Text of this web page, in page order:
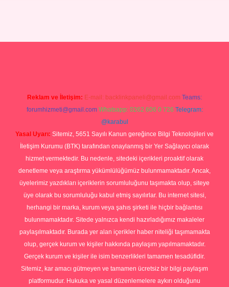
Reklam ve İletişim: E-mail: backlinkpaneli@gmail.com Teams:
forumhizmeti@gmail.com Whatsapp: 0262 606 0 726 Telegram:
@karabul
Yasal Uyarı: Sitemiz, 5651 Sayılı Kanun gereğince Bilgi Teknolojileri ve
İletişim Kurumu (BTK) tarafından onaylanmış bir Yer Sağlayıcı olarak
hizmet vermektedir. Bu nedenle, sitedeki içerikleri proaktif olarak
denetleme veya araştırma yükümlülüğümüz bulunmamaktadır. Ancak,
üyelerimiz yazdıkları içeriklerin sorumluluğunu taşımakta olup, siteye
üye olarak bu sorumluluğu kabul etmiş sayılırlar. Bu internet sitesi,
herhangi bir marka, kurum veya şahıs şirketi ile hiçbir bağlantısı
bulunmamaktadır. Sitede yalnızca kendi hazırladığımız makaleler
paylaşılmaktadır. Burada yer alan içerikler haber niteliği taşımamakta
olup, gerçek kurum ve kişiler hakkında paylaşım yapılmamaktadır.
Gerçek kurum ve kişiler ile isim benzerlikleri tamamen tesadüfidir.
Sitemiz, kar amacı gütmeyen ve tamamen ücretsiz bir bilgi paylaşım
platformudur. Hukuka ve yasal düzenlemelere aykırı olduğunu